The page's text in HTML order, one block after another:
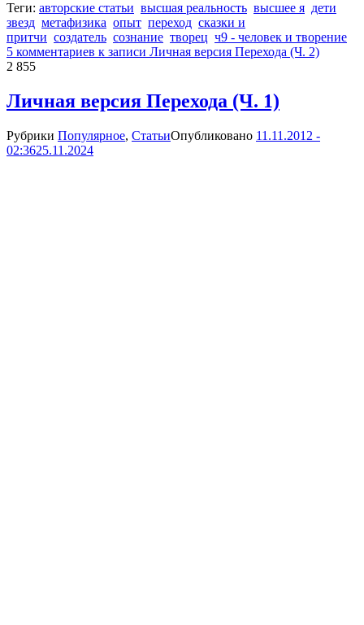
Теги: авторские статьи высшая реальность высшее я дети
звезд метафизика опыт переход сказки и
притчи создатель сознание творец ч9 - человек и творение
5 комментариев к записи Личная версия Перехода (Ч. 2)
2 855
Личная версия Перехода (Ч. 1)
Рубрики Популярное, СтатьиОпубликовано 11.11.2012 -
02:3625.11.2024